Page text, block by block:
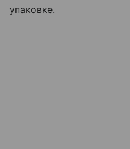
упаковке.